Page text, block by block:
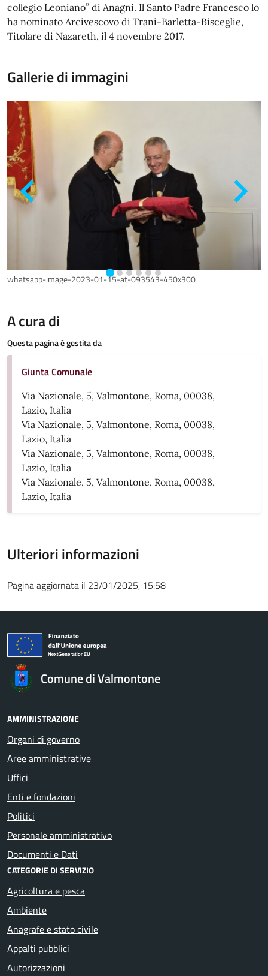
collegio Leoniano” di Anagni. Il Santo Padre Francesco lo
ha nominato Arcivescovo di Trani-Barletta-Bisceglie,
Titolare di Nazareth, il 4 novembre 2017.
Gallerie di immagini
whatsapp-image-2023-01-15-at-093543-450x300
A cura di
Questa pagina è gestita da
Giunta Comunale
Via Nazionale, 5, Valmontone, Roma, 00038,
Lazio, Italia
Via Nazionale, 5, Valmontone, Roma, 00038,
Lazio, Italia
Via Nazionale, 5, Valmontone, Roma, 00038,
Lazio, Italia
Via Nazionale, 5, Valmontone, Roma, 00038,
Lazio, Italia
Ulteriori informazioni
Pagina aggiornata il 23/01/2025, 15:58
Comune di Valmontone
AMMINISTRAZIONE
Organi di governo
Aree amministrative
Uffici
Enti e fondazioni
Politici
Personale amministrativo
Documenti e Dati
CATEGORIE DI SERVIZIO
Agricoltura e pesca
Ambiente
Anagrafe e stato civile
Appalti pubblici
Autorizzazioni